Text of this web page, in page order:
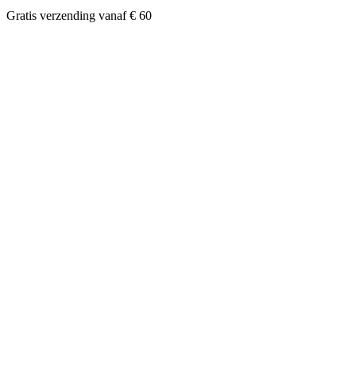
Gratis verzending vanaf € 60